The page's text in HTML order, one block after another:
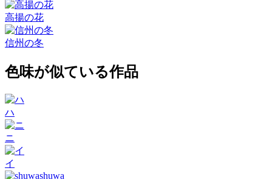
高揚の花
信州の冬
色味が似ている作品
ハ
ニ
イ